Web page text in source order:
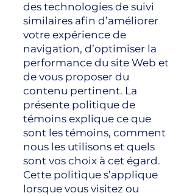
des technologies de suivi
similaires afin d’améliorer
votre expérience de
navigation, d’optimiser la
performance du site Web et
de vous proposer du
contenu pertinent. La
présente politique de
témoins explique ce que
sont les témoins, comment
nous les utilisons et quels
sont vos choix à cet égard.
Cette politique s’applique
lorsque vous visitez ou